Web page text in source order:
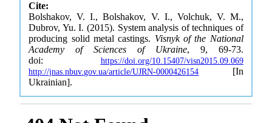
Cite:
Bolshakov, V. I., Bolshakov, V. I., Volchuk, V. M.,
Dubrov, Yu. I. (2015). System analysis of techniques of
producing solid metal castings. Visnyk of the National
Academy of Sciences of Ukraine, 9, 69-73.
doi: https://doi.org/10.15407/visn2015.09.069
http://jnas.nbuv.gov.ua/article/UJRN-0000426154 [In
Ukrainian].